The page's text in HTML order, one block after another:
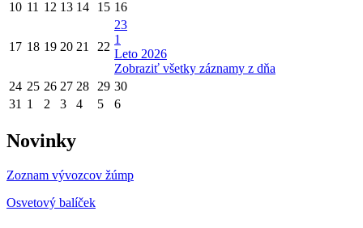
10 11 12 13 14 15 16
17 18 19 20 21 22
23
1
Leto 2026
Zobraziť všetky záznamy z dňa
24 25 26 27 28 29 30
31 1 2 3 4 5 6
Novinky
Zoznam vývozcov žúmp
Osvetový balíček